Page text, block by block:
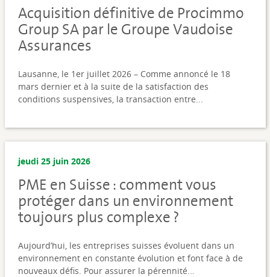
Acquisition définitive de Procimmo
Group SA par le Groupe Vaudoise
Assurances
Lausanne, le 1er juillet 2026 – Comme annoncé le 18
mars dernier et à la suite de la satisfaction des
conditions suspensives, la transaction entre...
jeudi 25 juin 2026
PME en Suisse : comment vous
protéger dans un environnement
toujours plus complexe ?
Aujourd’hui, les entreprises suisses évoluent dans un
environnement en constante évolution et font face à de
nouveaux défis. Pour assurer la pérennité...